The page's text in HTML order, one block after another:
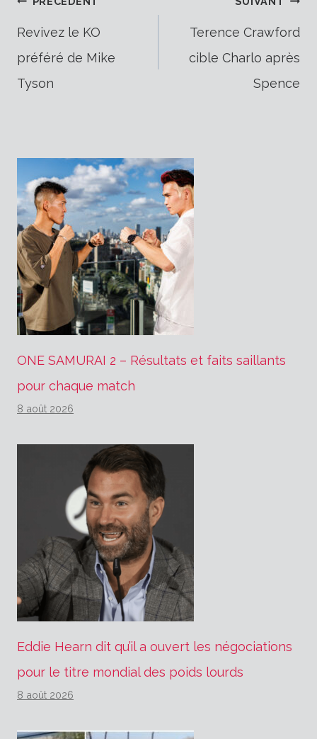
Navigation
de
l’article
Revivez le KO
préféré de Mike
Tyson
Terence Crawford
cible Charlo après
Spence
ONE SAMURAI 2 – Résultats et faits saillants
pour chaque match
8 août 2026
Eddie Hearn dit qu’il a ouvert les négociations
pour le titre mondial des poids lourds
8 août 2026